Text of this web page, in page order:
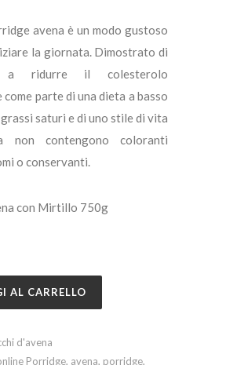
avena è un modo gustoso
la giornata. Dimostrato di
a ridurre il colesterolo
parte di una dieta a basso
saturi e di uno stile di vita
non contengono coloranti
o conservanti.
con Mirtillo 750g
AL CARRELLO
d'avena
Porridge, avena, porridge,